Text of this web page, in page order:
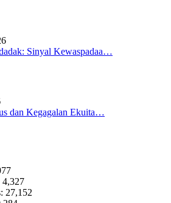
Sinyal Kewaspadaa…
dan Kegagalan Ekuita…
4,327
27,152